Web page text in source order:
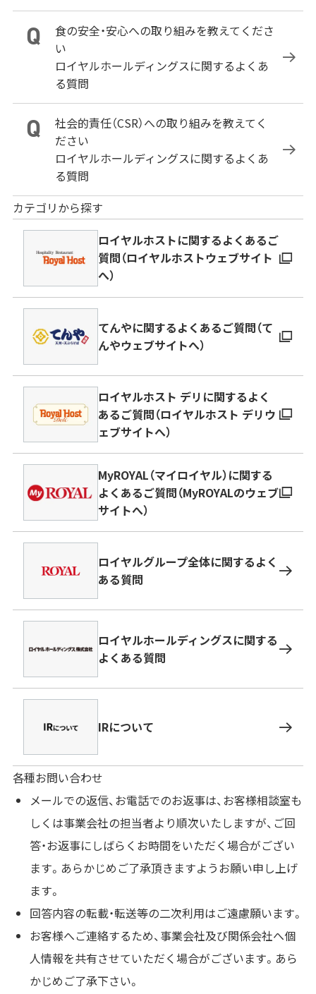
食の安全・安心への取り組みを教えてくださ
い
ロイヤルホールディングスに関するよくあ
る質問
社会的責任（CSR）への取り組みを教えてく
ださい
ロイヤルホールディングスに関するよくあ
る質問
カテゴリから探す
ロイヤルホストに関するよくあるご
質問（ロイヤルホストウェブサイト
へ）
てんやに関するよくあるご質問（て
んやウェブサイトへ）
ロイヤルホスト デリに関するよく
あるご質問（ロイヤルホスト デリウ
ェブサイトへ）
MyROYAL（マイロイヤル）に関する
よくあるご質問（MyROYALのウェブ
サイトへ）
ロイヤルグループ全体に関するよく
ある質問
ロイヤルホールディングスに関する
よくある質問
IRについて
各種お問い合わせ
メールでの返信、お電話でのお返事は、お客様相談室も
しくは事業会社の担当者より順次いたしますが、ご回
答・お返事にしばらくお時間をいただく場合がござい
ます。あらかじめご了承頂きますようお願い申し上げ
ます。
回答内容の転載・転送等の二次利用はご遠慮願います。
お客様へご連絡するため、事業会社及び関係会社へ個
人情報を共有させていただく場合がございます。あら
かじめご了承下さい。